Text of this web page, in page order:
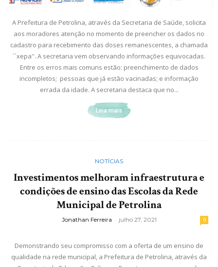
A Prefeitura de Petrolina, através da Secretaria de Saúde, solicita
aos moradores atenção no momento de preencher os dados no
cadastro para recebimento das doses remanescentes, a chamada
``xepa''. A secretaria vem observando informações equivocadas.
Entre os erros mais comuns estão: preenchimento de dados
incompletos; pessoas que já estão vacinadas; e informação
errada da idade. A secretaria destaca que no...
Leia mais
NOTÍCIAS
Investimentos melhoram infraestrutura e
condições de ensino das Escolas da Rede
Municipal de Petrolina
Jonathan Ferreira - julho 27, 2021 0
Demonstrando seu compromisso com a oferta de um ensino de
qualidade na rede municipal, a Prefeitura de Petrolina, através da